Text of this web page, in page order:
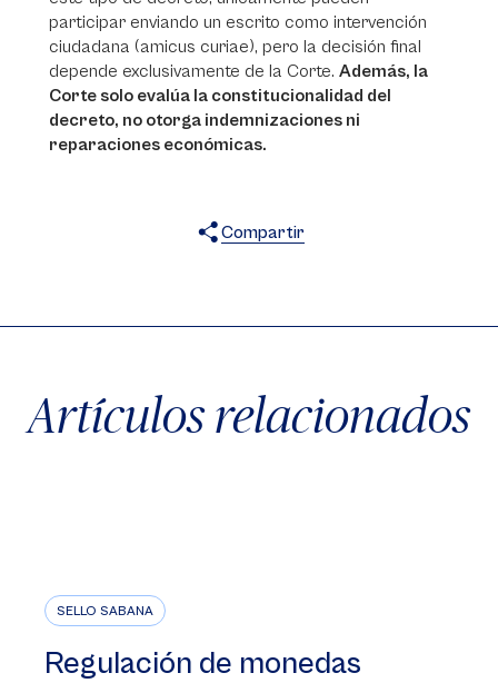
participar enviando un escrito como intervención
ciudadana (amicus curiae), pero la decisión final
depende exclusivamente de la Corte. Además, la
Corte solo evalúa la constitucionalidad del
decreto, no otorga indemnizaciones ni
reparaciones económicas.
Compartir
Artículos relacionados
SELLO SABANA
Regulación de monedas